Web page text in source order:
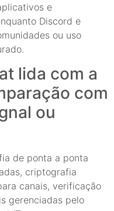
e
Discord e
ou uso
lida com a
com
ou
de ponta a ponta
criptografia
canais, verificação
gerenciadas pelo